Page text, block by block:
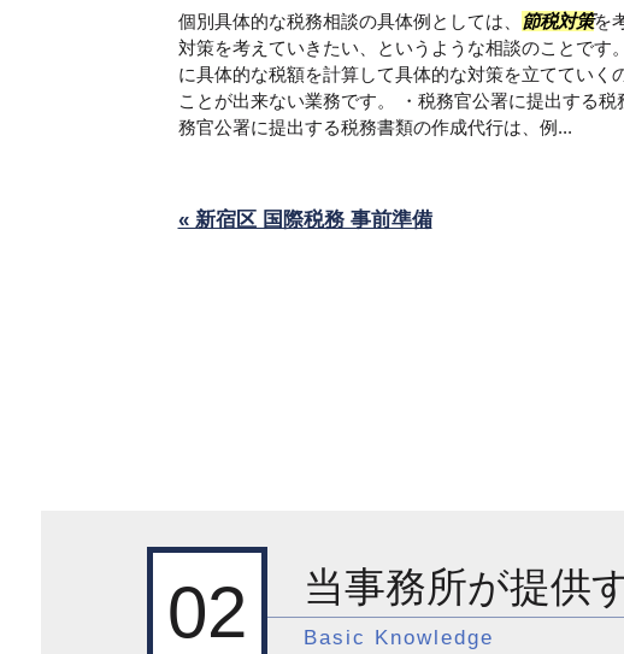
個別具体的な税務相談の具体例としては、 節税対策を
対策を考えていきたい、というような相談のことです
に具体的な税額を計算して具体的な対策を立てていく
ことが出来ない業務です。 ・税務官公署に提出する税
務官公署に提出する税務書類の作成代行は、例...
« 新宿区 国際税務 事前準備
02 当事務所が提供
Basic Knowledge